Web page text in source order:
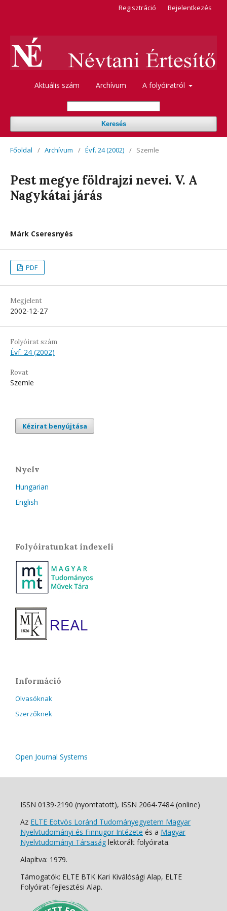
Aktuális szám Archívum A folyóiratról
Keresés
Regisztráció Bejelentkezés
Főoldal / Archívum / Évf. 24 (2002) / Szemle
Pest megye földrajzi nevei. V. A
Nagykátai járás
Márk Cseresnyés
PDF
Megjelent
2002-12-27
Folyóirat szám
Évf. 24 (2002)
Rovat
Szemle
Kézirat benyújtása
Nyelv
Hungarian
English
Folyóiratunkat indexeli
Információ
Olvasóknak
Szerzőknek
Open Journal Systems
ISSN 0139-2190 (nyomtatott), ISSN 2064-7484 (online)
Az ELTE Eötvös Loránd Tudományegyetem Magyar
Nyelvtudományi és Finnugor Intézete és a Magyar
Nyelvtudományi Társaság lektorált folyóirata.
Alapítva: 1979.
Támogatók: ELTE BTK Kari Kiválósági Alap, ELTE
Folyóirat-fejlesztési Alap.